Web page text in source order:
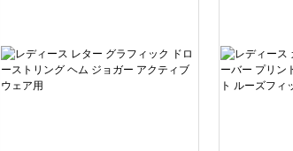
璧なフィット感を実現し、ジョガ
ースタイルがアスレジャールック
にスポーティなタッチを加えま
袖口がしっ
ョガースタ
シックな外